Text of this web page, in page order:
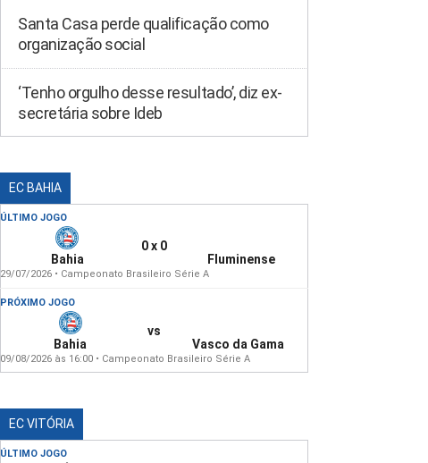
Santa Casa perde qualificação como
organização social
‘Tenho orgulho desse resultado’, diz ex-
secretária sobre Ideb
EC BAHIA
ÚLTIMO JOGO
Bahia
0 x 0
Fluminense
29/07/2026 • Campeonato Brasileiro Série A
PRÓXIMO JOGO
Bahia
vs
Vasco da Gama
09/08/2026 às 16:00 • Campeonato Brasileiro Série A
EC VITÓRIA
ÚLTIMO JOGO